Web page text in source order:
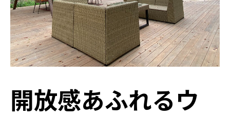
開放感あふれるウ